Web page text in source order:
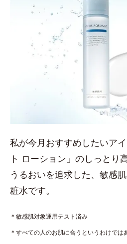
私が今月おすすめしたいア
ト ローション」のしっとり
うるおいを追求した、敏感
粧水です。
＊敏感肌対象運用テスト済み
＊すべての人のお肌に合うというわけでは